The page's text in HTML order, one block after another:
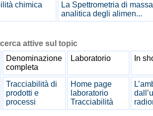
chimica
La Spettrometria di
analitica degli alimen...
attive sul topic
Denominazione
completa
Laboratorio In
Tracciabilità di
prodotti e
processi
Home page
laboratorio
Tracciabilità